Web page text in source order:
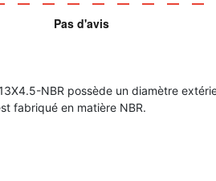
NBR possède un diamètre
fabriqué en matière NBR.